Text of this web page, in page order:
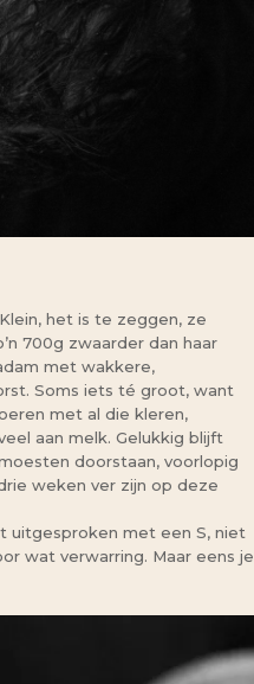
het is te zeggen, ze
700g zwaarder dan haar
met wakkere,
Soms iets té groot, want
met al die kleren,
aan melk. Gelukkig blijft
doorstaan, voorlopig
weken ver zijn op deze
uitgesproken met een S, niet
wat verwarring. Maar eens je